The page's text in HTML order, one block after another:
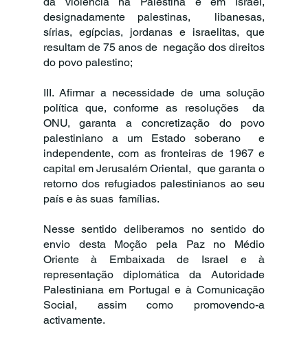
designadamente palestinas,  libanesas,
sírias, egípcias, jordanas e israelitas, que
resultam de 75 anos de  negação dos direitos
do povo palestino;
III. Afirmar a necessidade de uma solução
política que, conforme as resoluções  da
ONU, garanta a concretização do povo
palestiniano a um Estado soberano  e
independente, com as fronteiras de 1967 e
capital em Jerusalém Oriental,  que garanta o
retorno dos refugiados palestinianos ao seu
país e às suas  famílias.
Nesse sentido deliberamos no sentido do
envio desta Moção pela Paz no Médio
Oriente à Embaixada de Israel e à
representação diplomática da Autoridade
Palestiniana em Portugal e à Comunicação
Social, assim como promovendo-a
activamente.